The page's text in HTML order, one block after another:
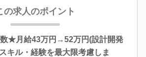
の求人のポイント
★月給43万円→52万円(設計開発
キル・経験を最大限考慮しま